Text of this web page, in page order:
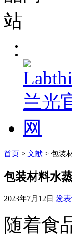
首页 > 文献 > 包装
包装材料水
2023年7月12日 发
随着食